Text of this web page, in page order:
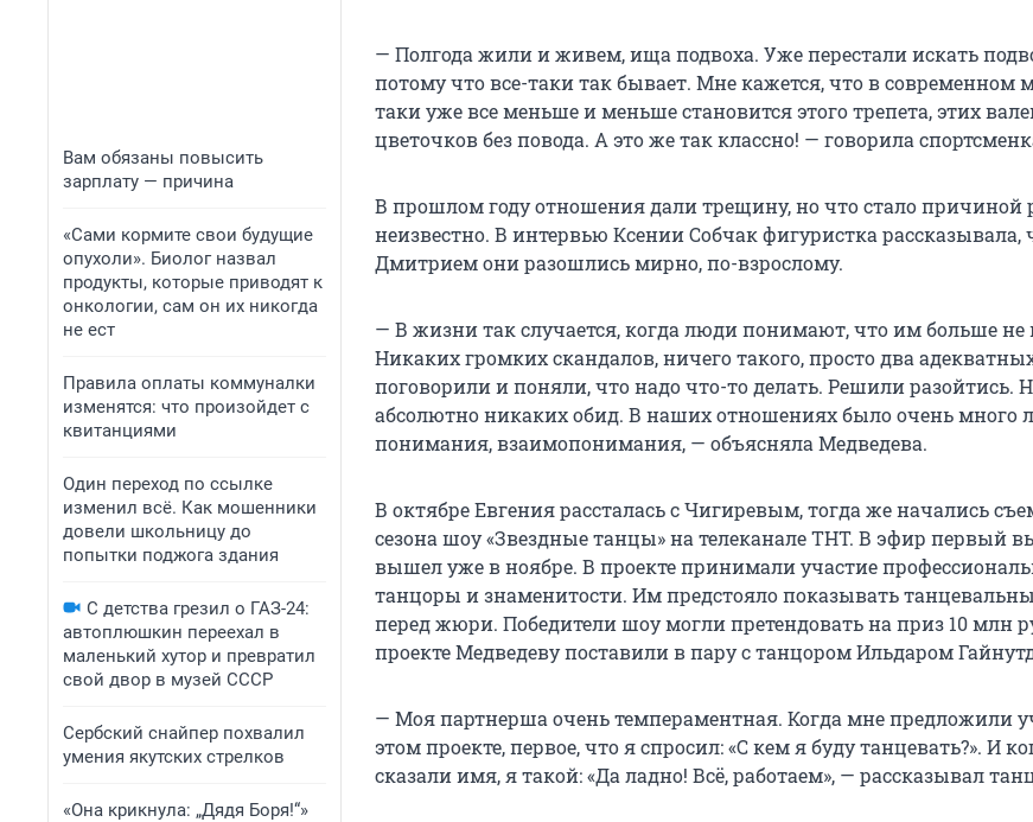
Вам обязаны повысить
зарплату — причина
«Сами кормите свои будущие
опухоли». Биолог назвал
продукты, которые приводят к
онкологии, сам он их никогда
не ест
Правила оплаты коммуналки
изменятся: что произойдет с
квитанциями
Один переход по ссылке
изменил всё. Как мошенники
довели школьницу до
попытки поджога здания
С детства грезил о ГАЗ-24:
автоплюшкин переехал в
маленький хутор и превратил
свой двор в музей СССР
Сербский снайпер похвалил
умения якутских стрелков
«Она крикнула: „Дядя Боря!“»
— Полгода жили и живем, ища подвоха. Уже перестали искать
потому что все-таки так бывает. Мне кажется, что в современном
таки уже все меньше и меньше становится этого трепета, этих
цветочков без повода. А это же так классно! — говорила
В прошлом году отношения дали трещину, но что стало причиной
неизвестно. В интервью Ксении Собчак фигуристка рассказывала,
Дмитрием они разошлись мирно, по-взрослому.
— В жизни так случается, когда люди понимают, что им больше не
Никаких громких скандалов, ничего такого, просто два
поговорили и поняли, что надо что-то делать. Решили разойтись.
абсолютно никаких обид. В наших отношениях было очень много
понимания, взаимопонимания, — объясняла Медведева.
В октябре Евгения рассталась с Чигиревым, тогда же начались
сезона шоу «Звездные танцы» на телеканале ТНТ. В эфир первый
вышел уже в ноябре. В проекте принимали участие
танцоры и знаменитости. Им предстояло показывать
перед жюри. Победители шоу могли претендовать на приз 10 млн
проекте Медведеву поставили в пару с танцором Ильдаром
— Моя партнерша очень темпераментная. Когда мне предложили
этом проекте, первое, что я спросил: «С кем я буду танцевать?». И
сказали имя, я такой: «Да ладно! Всё, работаем», — рассказывал